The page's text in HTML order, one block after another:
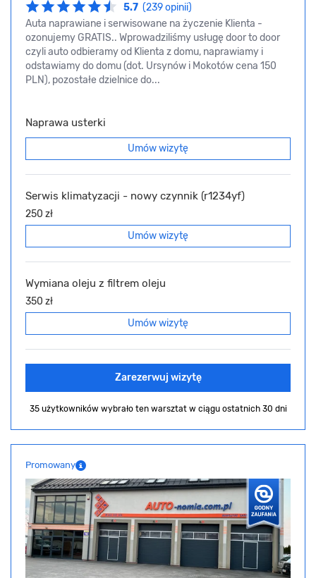
5.7 (239 opinii)
Auta naprawiane i serwisowane na życzenie Klienta -
ozonujemy GRATIS.. Wprowadziliśmy usługę door to door
czyli auto odbieramy od Klienta z domu, naprawiamy i
odstawiamy do domu (dot. Ursynów i Mokotów cena 150
PLN), pozostałe dzielnice do...
Naprawa usterki
Umów wizytę
Serwis klimatyzacji - nowy czynnik (r1234yf)
250 zł
Umów wizytę
Wymiana oleju z filtrem oleju
350 zł
Umów wizytę
Zarezerwuj wizytę
35 użytkowników wybrało ten warsztat w ciągu ostatnich 30 dni
Promowany